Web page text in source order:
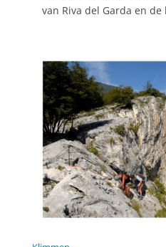
van Riva del Garda en